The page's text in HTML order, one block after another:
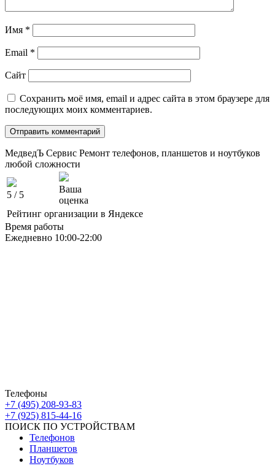
Имя *
Email *
Сайт
Сохранить моё имя, email и адрес сайта в этом браузере для
последующих моих комментариев.
МедведЪ Сервис Ремонт телефонов, планшетов и ноутбуков
любой сложности
5 / 5
Ваша
оценка
Рейтинг организации в Яндексе
Время работы
Ежедневно 10:00-22:00
Телефоны
+7 (495) 208-93-83
+7 (925) 815-44-16
ПОИСК ПО УСТРОЙСТВАМ
Телефонов
Планшетов
Ноутбуков